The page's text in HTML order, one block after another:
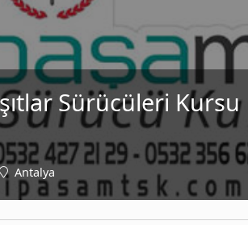
Sürücüleri Kursu
Antalya